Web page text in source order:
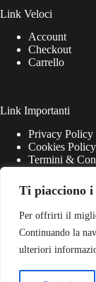
Ti piacciono i
Per offrirti il
Continuando la
ulteriori
Link Veloci
Account
Checkout
Carrello
Link Importanti
Privacy Policy
Cookies Policy
Termini &